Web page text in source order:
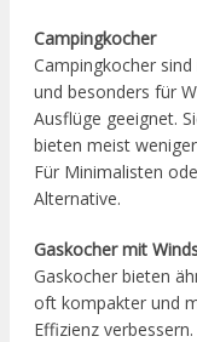
Campingkocher
Campingkocher
und besonders für
Ausflüge geeignet.
bieten meist
Für Minimalisten
Alternative.
Gaskocher mit
Gaskocher bieten
oft kompakter und
Effizienz